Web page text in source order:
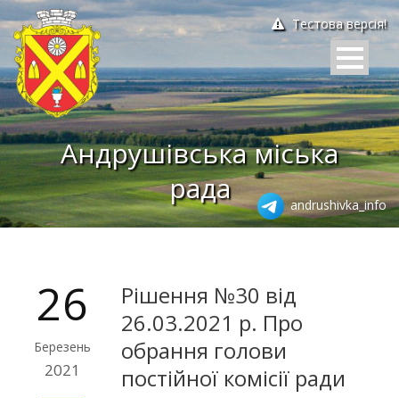
Тестова версія!
Андрушівська міська
рада
andrushivka_info
26
Березень
2021
Рішення №30 від
26.03.2021 р. Про
обрання голови
постійної комісії ради